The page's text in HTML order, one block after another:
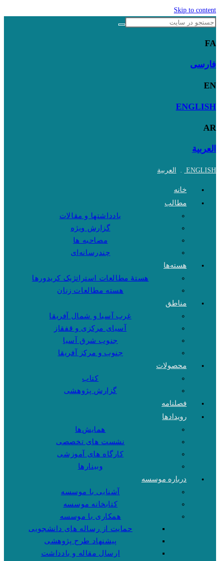
Skip to content
FA
فارسی
EN
ENGLISH
AR
العربية
ENGLISH
. العربية
خانه
مطالب
یادداشتها و مقالات
گزارش ویژه
مصاحبه ها
چندرسانه‌ای
هسته‌ها
هستهٔ مطالعات استراتژیک کریدورها
هسته مطالعات زنان
مناطق
غرب آسیا و شمال آفریقا
آسیای مرکزی و قفقاز
جنوب شرق آسیا
جنوب و مرکز آفریقا
محصولات
کتاب
گزارش پژوهشی
فصلنامه
رویدادها
همایش‌ها
نشست های تخصصی
کارگاه های آموزشی
وبینارها
درباره موسسه
آشنایی با موسسه
کتابخانه موسسه
همکاری با موسسه
حمایت از رساله های دانشجویی
پیشنهاد طرح پژوهشی
ارسال مقاله و یادداشت